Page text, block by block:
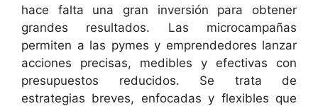
hace falta una gran inversión para obtener
grandes resultados. Las microcampañas
permiten a las pymes y emprendedores lanzar
acciones precisas, medibles y efectivas con
presupuestos reducidos. Se trata de
estrategias breves, enfocadas y flexibles que